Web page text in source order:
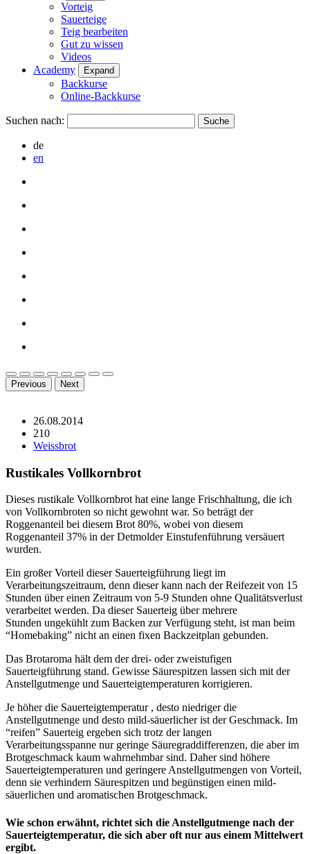
Vorteig
Sauerteige
Teig bearbeiten
Gut zu wissen
Videos
Academy
Expand
Backkurse
Online-Backkurse
Suchen nach:
de
en
Previous Next
26.08.2014
210
Weissbrot
Rustikales Vollkornbrot
Dieses rustikale Vollkornbrot hat eine lange Frischhaltung, die ich
von Vollkornbroten so nicht gewohnt war. So beträgt der
Roggenanteil bei diesem Brot 80%, wobei von diesem
Roggenanteil 37% in der Detmolder Einstufenführung versäuert
wurden.
Ein großer Vorteil dieser Sauerteigführung liegt im
Verarbeitungszeitraum, denn dieser kann nach der Reifezeit von 15
Stunden über einen Zeitraum von 5-9 Stunden ohne Qualitätsverlust
verarbeitet werden. Da dieser Sauerteig über mehrere
Stunden ungekühlt zum Backen zur Verfügung steht, ist man beim
“Homebaking” nicht an einen fixen Backzeitplan gebunden.
Das Brotaroma hält dem der drei- oder zweistufigen
Sauerteigführung stand. Gewisse Säurespitzen lassen sich mit der
Anstellgutmenge und Sauerteigtemperaturen korrigieren.
Je höher die Sauerteigtemperatur , desto niedriger die
Anstellgutmenge und desto mild-säuerlicher ist der Geschmack. Im
“reifen” Sauerteig ergeben sich trotz der langen
Verarbeitungsspanne nur geringe Säuregraddifferenzen, die aber im
Brotgeschmack kaum wahrnehmbar sind. Daher sind höhere
Sauerteigtemperaturen und geringere Anstellgutmengen von Vorteil,
denn sie verhindern Säurespitzen und begünstigen einen mild-
säuerlichen und aromatischen Brotgeschmack.
Wie schon erwähnt, richtet sich die Anstellgutmenge nach der
Sauerteigtemperatur, die sich aber oft nur aus einem Mittelwert
ergibt.